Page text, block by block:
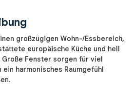
großzügigen Wohn-/Essbereich,
europäische Küche und hell
Fenster sorgen für viel
harmonisches Raumgefühl